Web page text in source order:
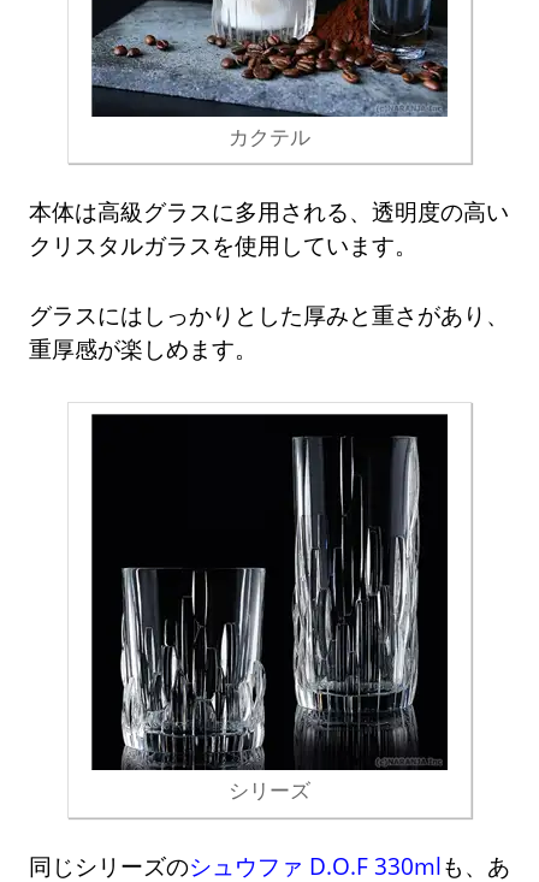
カクテル
本体は高級グラスに多用される、透明度の高い
クリスタルガラスを使用しています。
グラスにはしっかりとした厚みと重さがあり、
重厚感が楽しめます。
シリーズ
同じシリーズのシュウファ D.O.F 330mlも、あ